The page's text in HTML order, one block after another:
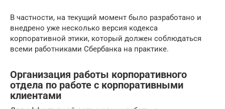
В частности, на текущий момент было разработано и
внедрено уже несколько версия кодекса
корпоративной этики, который должен соблюдаться
всеми работниками Сбербанка на практике.
Организация работы корпоративного
отдела по работе с корпоративными
клиентами